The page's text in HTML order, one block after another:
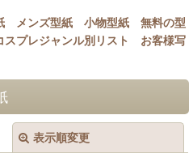
メンズ型紙 小物型紙
無料の型
スプレジャンル別リスト
お客様写
表示順変更